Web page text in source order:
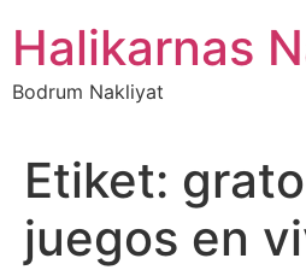
atlaHalikarnas
Bodrum Nakliyat
Etiket:
juegos en